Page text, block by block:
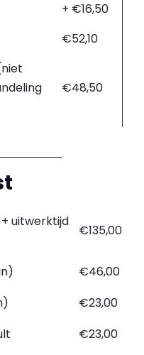
+ €16,50
€52,10
€48,50
uitwerktijd
€135,00
€46,00
€23,00
€23,00